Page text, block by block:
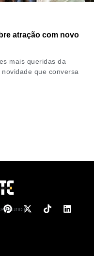
atração com novo
mais queridas da
que conversa
Anuncie